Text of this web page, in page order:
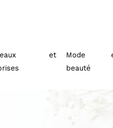
et
Mode
beauté